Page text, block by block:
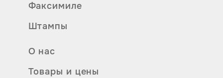
Факсимиле
Штампы
О нас
Товары и цены